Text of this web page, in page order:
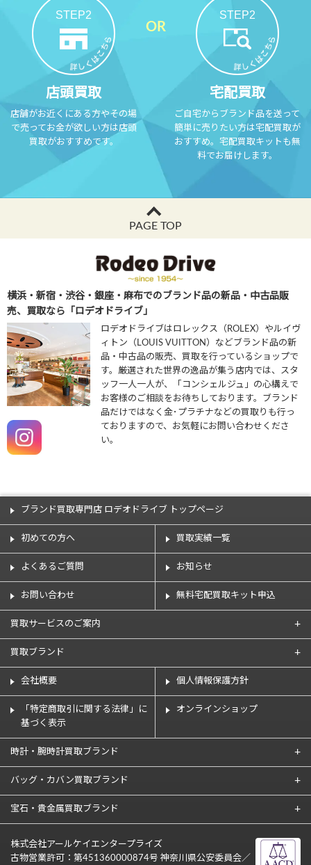
STEP2
店頭買取
店舗がお近くにある方やその場
で売ってお金が欲しい方は店頭
買取がおすすめです。
STEP2
宅配買取
ご自宅からブランド品を送って
簡単に売りたい方は宅配買取が
おすすめ。宅配買取キットも無
料でお届けします。
PAGE TOP
横浜・新宿・渋谷・銀座・麻布でのブランド品の新品・中古品販
売、買取なら「ロデオドライブ」
ロデオドライブはロレックス（ROLEX）やルイヴ
ィトン（LOUIS VUITTON）などブランド品の新
品・中古品の販売、買取を行っているショップで
す。厳選された世界の逸品が集う店内では、スタ
ッフ一人一人が、「コンシェルジュ」の心構えで
お客様のご相談をお待ちしております。ブランド
品だけではなく金･プラチナなどの買取りも行っ
ておりますので、お気軽にお問い合わせくださ
い。
ブランド買取専門店 ロデオドライブ トップページ
初めての方へ 買取実績一覧
よくあるご質問 お知らせ
お問い合わせ 無料宅配買取キット申込
買取サービスのご案内
買取ブランド
会社概要 個人情報保護方針
「特定商取引に関する法律」に
基づく表示
オンラインショップ
時計・腕時計買取ブランド
バッグ・カバン買取ブランド
宝石・貴金属買取ブランド
株式会社アールケイエンタープライズ
古物営業許可：第451360000874号 神奈川県公安委員会／